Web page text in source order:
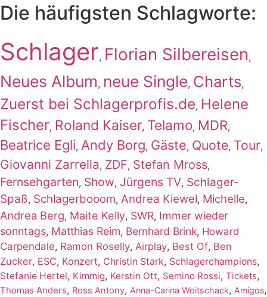
Die häufigsten Schlagworte:
Schlager, Florian Silbereisen,
Neues Album, neue Single, Charts,
Zuerst bei Schlagerprofis.de, Helene
Fischer, Roland Kaiser, Telamo, MDR,
Beatrice Egli, Andy Borg, Gäste, Quote, Tour,
Giovanni Zarrella, ZDF, Stefan Mross,
Fernsehgarten, Show, Jürgens TV, Schlager-
Spaß, Schlagerbooom, Andrea Kiewel, Michelle,
Andrea Berg, Maite Kelly, SWR, Immer wieder
sonntags, Matthias Reim, Bernhard Brink, Howard
Carpendale, Ramon Roselly, Airplay, Best Of, Ben
Zucker, ESC, Konzert, Christin Stark, Schlagerchampions,
Stefanie Hertel, Kimmig, Kerstin Ott, Semino Rossi, Tickets,
Thomas Anders, Ross Antony, Anna-Carina Woitschack, Amigos,